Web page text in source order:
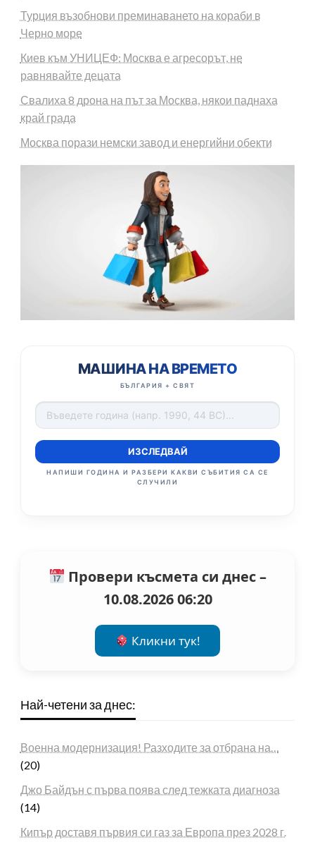
Турция възобнови преминаването на кораби в
Черно море
Киев към УНИЦЕФ: Москва е агресорът, не
равнявайте децата
Свалиха 8 дрона на път за Москва, някои паднаха
край града
Москва порази немски завод и енергийни обекти
МАШИНА НА ВРЕМЕТО
БЪЛГАРИЯ + СВЯТ
ИЗСЛЕДВАЙ
НАПИШИ ГОДИНА И РАЗБЕРИ КАКВИ СЪБИТИЯ СА СЕ
СЛУЧИЛИ
Провери късмета си днес –
10.08.2026 06:20
Кликни тук!
Най-четени за днес:
Военна модернизация! Разходите за отбрана на…
(20)
Джо Байдън с първа поява след тежката диагноза
(14)
Кипър доставя първия си газ за Европа през 2028 г.